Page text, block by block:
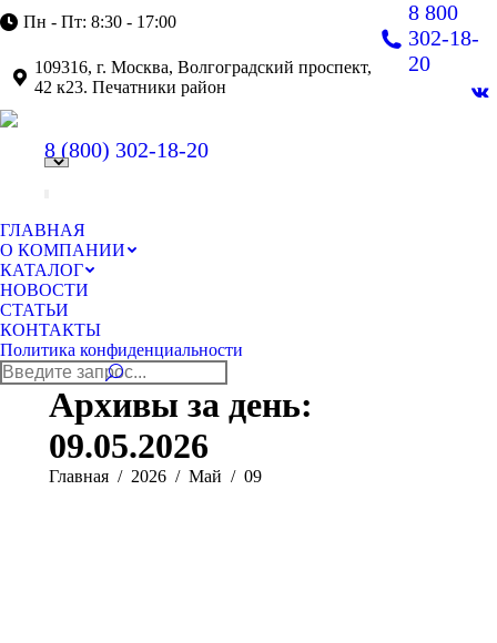
Пн - Пт: 8:30 - 17:00
109316, г. Москва, Волгоградский проспект,
42 к23. Печатники район
8 800
302-18-
20
8 (800) 302-18-20
ГЛАВНАЯ
О КОМПАНИИ
КАТАЛОГ
НОВОСТИ
СТАТЬИ
КОНТАКТЫ
Политика конфиденциальности
Поиск:
Архивы за день:
09.05.2026
Вы здесь:
Главная 2026 Май 09